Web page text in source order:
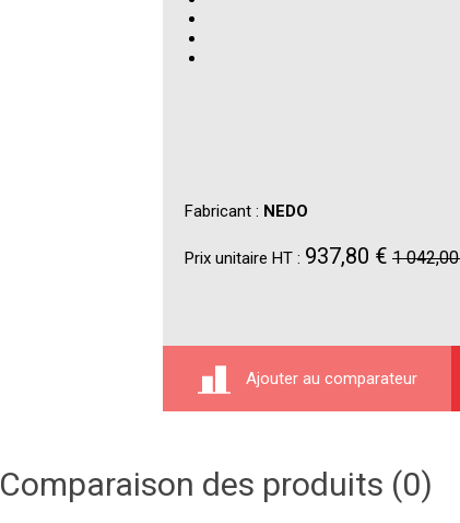
Fabricant : NEDO
Prix unitaire HT : 937,80 € 1
Ajouter au comparateur
Comparaison des produits (0)